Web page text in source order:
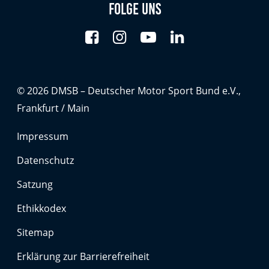
Folge uns
© 2026 DMSB – Deutscher Motor Sport Bund e.V.,
Frankfurt / Main
Impressum
Datenschutz
Satzung
Ethikkodex
Sitemap
Erklärung zur Barrierefreiheit
Google Maps
Anbieter:
Cookies, die ggf. zur Einbettung und Bereitstellung
werden.
Marketing